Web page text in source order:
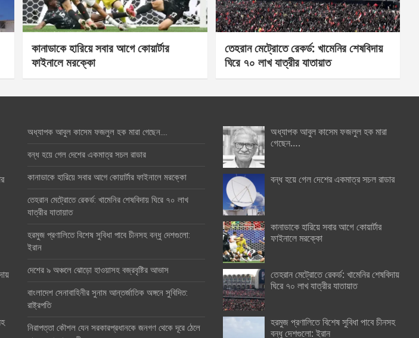
কানাডাকে হারিয়ে সবার আগে কোয়ার্টার
ফাইনালে মরক্কো
তেহরান মেট্রোতে রেকর্ড: খামেনির শেষবিদায়
ঘিরে ৭০ লাখ যাত্রীর যাতায়াত
অধ্যাপক আবুল কাসেম ফজলুল হক মারা গেছেন….
বন্ধ হয়ে গেল দেশের একমাত্র সচল রাডার
কানাডাকে হারিয়ে সবার আগে কোয়ার্টার ফাইনালে মরক্কো
তেহরান মেট্রোতে রেকর্ড: খামেনির শেষবিদায় ঘিরে ৭০ লাখ
যাত্রীর যাতায়াত
হরমুজ প্রণালিতে বিশেষ সুবিধা পাবে চীনসহ বন্ধু দেশগুলো:
ইরান
দেশের ৯ অঞ্চলে ঝোড়ো হাওয়াসহ বজ্রবৃষ্টির আভাস
বাংলাদেশ সেনাবাহিনীর সুনাম আন্তর্জাতিক অঙ্গনে সুবিদিত:
রাষ্ট্রপতি
নিরাপত্তা কৌশল যেন সরকারপ্রধানকে জনগণ থেকে দূরে ঠেলে
অধ্যাপক আবুল কাসেম ফজলুল হক মারা
গেছেন….
বন্ধ হয়ে গেল দেশের একমাত্র সচল রাডার
কানাডাকে হারিয়ে সবার আগে কোয়ার্টার
ফাইনালে মরক্কো
তেহরান মেট্রোতে রেকর্ড: খামেনির শেষবিদায়
ঘিরে ৭০ লাখ যাত্রীর যাতায়াত
হরমুজ প্রণালিতে বিশেষ সুবিধা পাবে চীনসহ
বন্ধু দেশগুলো: ইরান